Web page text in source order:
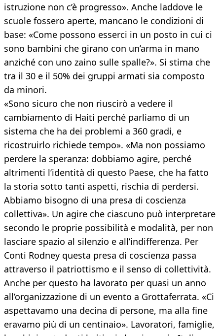
istruzione non c’è progresso». Anche laddove le
scuole fossero aperte, mancano le condizioni di
base: «Come possono esserci in un posto in cui ci
sono bambini che girano con un’arma in mano
anziché con uno zaino sulle spalle?». Si stima che
tra il 30 e il 50% dei gruppi armati sia composto
da minori.
«Sono sicuro che non riuscirò a vedere il
cambiamento di Haiti perché parliamo di un
sistema che ha dei problemi a 360 gradi, e
ricostruirlo richiede tempo». «Ma non possiamo
perdere la speranza: dobbiamo agire, perché
altrimenti l’identità di questo Paese, che ha fatto
la storia sotto tanti aspetti, rischia di perdersi.
Abbiamo bisogno di una presa di coscienza
collettiva». Un agire che ciascuno può interpretare
secondo le proprie possibilità e modalità, per non
lasciare spazio al silenzio e all’indifferenza. Per
Conti Rodney questa presa di coscienza passa
attraverso il patriottismo e il senso di collettività.
Anche per questo ha lavorato per quasi un anno
all’organizzazione di un evento a Grottaferrata. «Ci
aspettavamo una decina di persone, ma alla fine
eravamo più di un centinaio». Lavoratori, famiglie,